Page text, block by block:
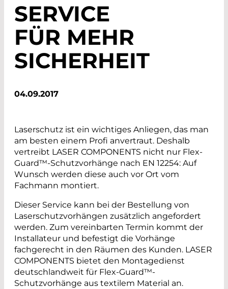
SERVICE
FÜR MEHR
SICHERHEIT
04.09.2017
Laserschutz ist ein wichtiges Anliegen, das man
am besten einem Profi anvertraut. Deshalb
vertreibt LASER COMPONENTS nicht nur Flex-
Guard™-Schutzvorhänge nach EN 12254: Auf
Wunsch werden diese auch vor Ort vom
Fachmann montiert.
Dieser Service kann bei der Bestellung von
Laserschutzvorhängen zusätzlich angefordert
werden. Zum vereinbarten Termin kommt der
Installateur und befestigt die Vorhänge
fachgerecht in den Räumen des Kunden. LASER
COMPONENTS bietet den Montagedienst
deutschlandweit für Flex-Guard™-
Schutzvorhänge aus textilem Material an.